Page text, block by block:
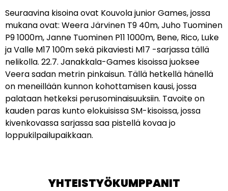
Seuraavina kisoina ovat Kouvola junior Games, jossa
mukana ovat: Weera Järvinen T9 40m, Juho Tuominen
P9 1000m, Janne Tuominen P11 1000m, Bene, Rico, Luke
ja Valle M17 100m sekä pikaviesti M17 -sarjassa tällä
nelikolla. 22.7. Janakkala-Games kisoissa juoksee
Veera sadan metrin pinkaisun. Tällä hetkellä hänellä
on meneillään kunnon kohottamisen kausi, jossa
palataan hetkeksi perusominaisuuksiin. Tavoite on
kauden paras kunto elokuisissa SM-kisoissa, jossa
kivenkovassa sarjassa saa pistellä kovaa jo
loppukilpailupaikkaan.
YHTEISTYÖKUMPPANIT